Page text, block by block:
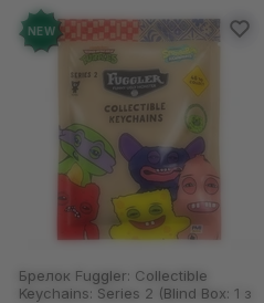
NEW
Носки Noskar: Шкарпетки Noskar:
Пацюки: «Ля Ти Криса» (короткі)